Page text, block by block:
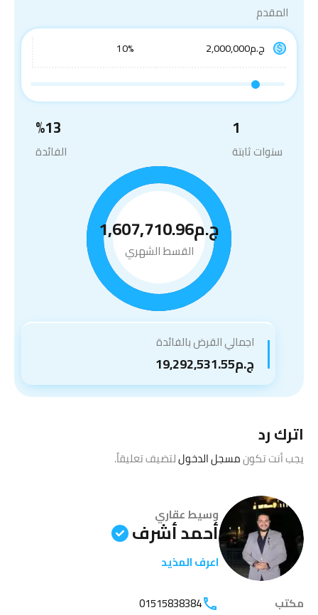
المقدم
1
سنوات ثابتة
13
%
الفائدة
ج.م1,607,710.96
القسط الشهري
اجمالي القرض بالفائدة
ج.م19,292,531.55
اترك رد
يجب أنت تكونمسجل الدخوللتضيف تعليقاً.
وسيط عقاري
أحمد أشرف
اعرف المذيد
مكتب
01515838384